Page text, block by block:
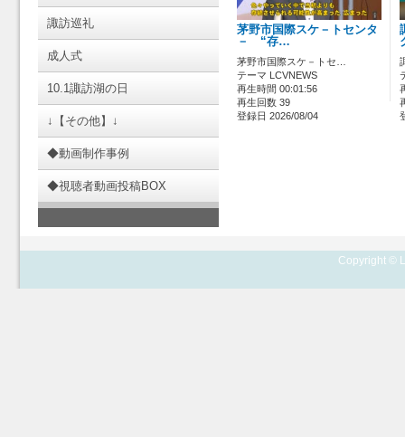
諏訪巡礼
成人式
10.1諏訪湖の日
↓【その他】↓
◆動画制作事例
◆視聴者動画投稿BOX
茅野市国際スケ－トセンタ
－ “存…
茅野市国際スケ－トセ…
テーマ LCVNEWS
再生時間 00:01:56
再生回数 39
登録日 2026/08/04
Copyright ©